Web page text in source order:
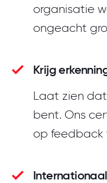
organisatie
ongeacht
Krijg
Laat zien
bent. Ons
op feedback